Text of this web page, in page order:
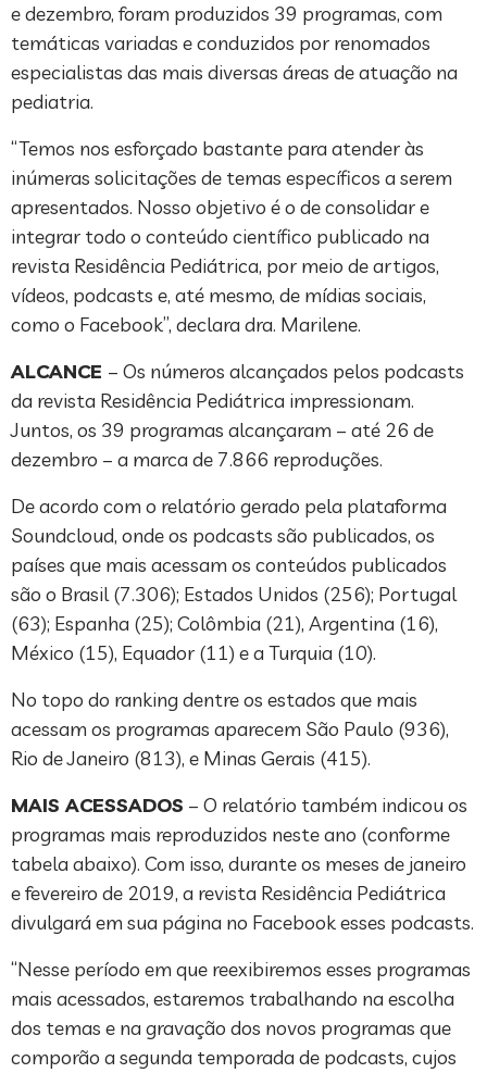
e dezembro, foram produzidos 39 programas, com
temáticas variadas e conduzidos por renomados
especialistas das mais diversas áreas de atuação na
pediatria.
“Temos nos esforçado bastante para atender às
inúmeras solicitações de temas específicos a serem
apresentados. Nosso objetivo é o de consolidar e
integrar todo o conteúdo científico publicado na
revista Residência Pediátrica, por meio de artigos,
vídeos, podcasts e, até mesmo, de mídias sociais,
como o Facebook”, declara dra. Marilene.
ALCANCE – Os números alcançados pelos podcasts
da revista Residência Pediátrica impressionam.
Juntos, os 39 programas alcançaram – até 26 de
dezembro – a marca de 7.866 reproduções.
De acordo com o relatório gerado pela plataforma
Soundcloud, onde os podcasts são publicados, os
países que mais acessam os conteúdos publicados
são o Brasil (7.306); Estados Unidos (256); Portugal
(63); Espanha (25); Colômbia (21), Argentina (16),
México (15), Equador (11) e a Turquia (10).
No topo do ranking dentre os estados que mais
acessam os programas aparecem São Paulo (936),
Rio de Janeiro (813), e Minas Gerais (415).
MAIS ACESSADOS – O relatório também indicou os
programas mais reproduzidos neste ano (conforme
tabela abaixo). Com isso, durante os meses de janeiro
e fevereiro de 2019, a revista Residência Pediátrica
divulgará em sua página no Facebook esses podcasts.
“Nesse período em que reexibiremos esses programas
mais acessados, estaremos trabalhando na escolha
dos temas e na gravação dos novos programas que
comporão a segunda temporada de podcasts, cujos